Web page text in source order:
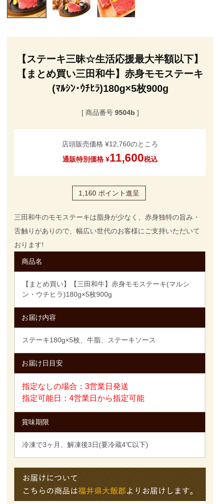
【ステーキ三昧☆生活応援最大半額以下】
【まとめ買い三田和牛】赤身モモステーキ
(ﾏﾙｼﾝ･ｳﾁﾋﾗ)180g×5枚900g
商品番号 9504b
店頭販売価格 ¥12,760のところ
通販特別価格 ¥11,600税込
1,160 ポイント進呈
三田和牛のモモステーキは脂身が少なく、赤身独特の旨み・
舌触りがありので、幅広い世代のお客様にご支持いただいて
おります!
商品名
【まとめ買い】【三田和牛】赤身モモステーキ(マルシ
ン・ウチヒラ)180g×5枚900g
お届け内容
ステーキ180g×5枚、牛脂、ステーキソース
お届け日目安
指定なしの場合：3営業日発送
指定可能日：4営業日から指定可能
賞味期限
冷凍で3ヶ月、解凍後3日(要冷蔵4℃以下)